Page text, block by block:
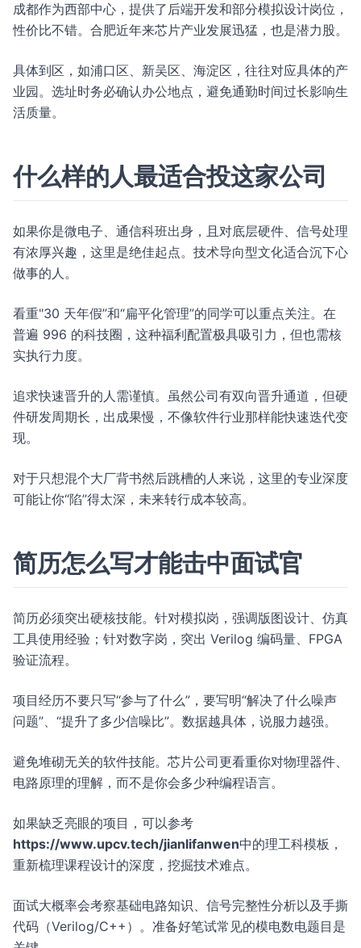
成都作为西部中心，提供了后端开发和部分模拟设计岗位，
性价比不错。合肥近年来芯片产业发展迅猛，也是潜力股。
具体到区，如浦口区、新吴区、海淀区，往往对应具体的产
业园。选址时务必确认办公地点，避免通勤时间过长影响生
活质量。
什么样的人最适合投这家公司
如果你是微电子、通信科班出身，且对底层硬件、信号处理
有浓厚兴趣，这里是绝佳起点。技术导向型文化适合沉下心
做事的人。
看重"30 天年假”和“扁平化管理”的同学可以重点关注。在
普遍 996 的科技圈，这种福利配置极具吸引力，但也需核
实执行力度。
追求快速晋升的人需谨慎。虽然公司有双向晋升通道，但硬
件研发周期长，出成果慢，不像软件行业那样能快速迭代变
现。
对于只想混个大厂背书然后跳槽的人来说，这里的专业深度
可能让你“陷”得太深，未来转行成本较高。
简历怎么写才能击中面试官
简历必须突出硬核技能。针对模拟岗，强调版图设计、仿真
工具使用经验；针对数字岗，突出 Verilog 编码量、FPGA
验证流程。
项目经历不要只写“参与了什么”，要写明“解决了什么噪声
问题”、“提升了多少信噪比”。数据越具体，说服力越强。
避免堆砌无关的软件技能。芯片公司更看重你对物理器件、
电路原理的理解，而不是你会多少种编程语言。
如果缺乏亮眼的项目，可以参考
https://www.upcv.tech/jianlifanwen中的理工科模板，
重新梳理课程设计的深度，挖掘技术难点。
面试大概率会考察基础电路知识、信号完整性分析以及手撕
代码（Verilog/C++）。准备好笔试常见的模电数电题目是